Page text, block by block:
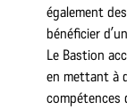
également
bénéficier
Le Bastion
en mettant à
compétences